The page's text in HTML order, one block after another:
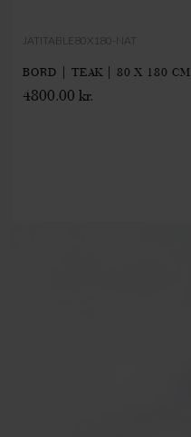
JATITABLE80X180-NAT
BORD | TEAK | 80 X 180 CM
4800.00 kr.